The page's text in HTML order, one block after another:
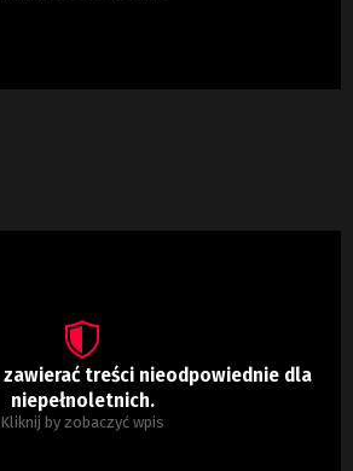
treści nieodpowiednie dla
niepełnoletnich.
Kliknij by zobaczyć wpis